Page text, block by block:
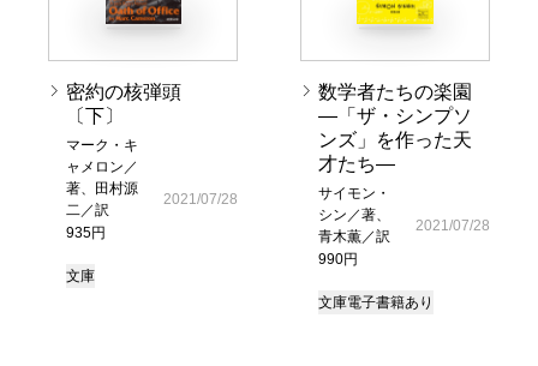
密約の核弾頭
〔下〕
マーク・キ
ャメロン／
著、田村源
二／訳
935円
2021/07/28
文庫
数学者たちの楽園
―「ザ・シンプソ
ンズ」を作った天
才たち―
サイモン・
シン／著、
青木薫／訳
990円
2021/07/28
文庫電子書籍あり